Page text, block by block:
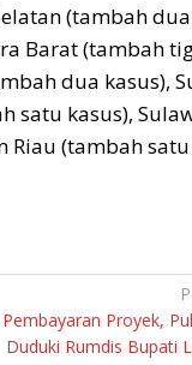
(tambah
Barat (tambah
dua kasus),
satu kasus),
Riau (tambah satu
Proyek,
Duduki Rumdis Bupati